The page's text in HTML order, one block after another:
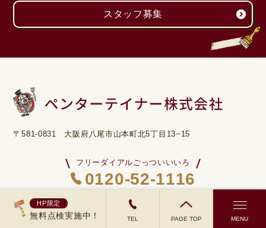
HP限定
無料点検実施中！ TEL PAGE TOP MENU
スタッフ募集
〒581-0831 大阪府八尾市山本町北5丁目13−15
フリーダイアルごっついいいろ
0120-52-1116
※営業電話はご遠慮ください